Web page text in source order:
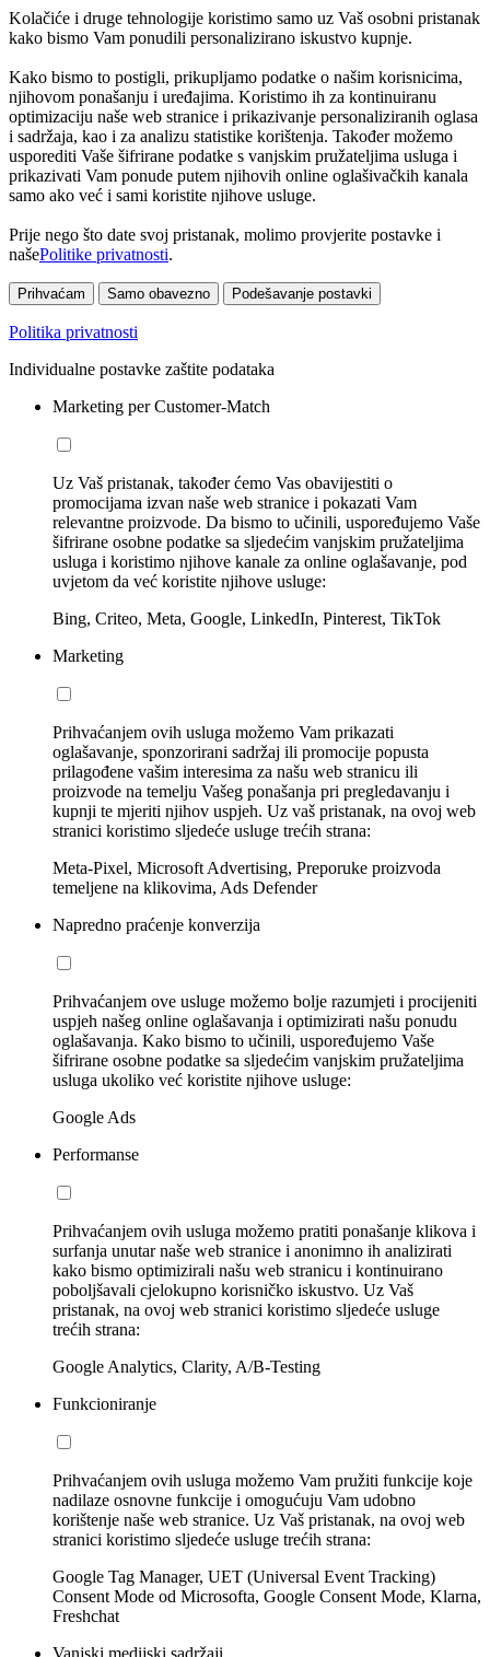
Kolačiće i druge tehnologije koristimo samo uz Vaš osobni pristanak
kako bismo Vam ponudili personalizirano iskustvo kupnje.
Kako bismo to postigli, prikupljamo podatke o našim korisnicima,
njihovom ponašanju i uređajima. Koristimo ih za kontinuiranu
optimizaciju naše web stranice i prikazivanje personaliziranih oglasa
i sadržaja, kao i za analizu statistike korištenja. Također možemo
usporediti Vaše šifrirane podatke s vanjskim pružateljima usluga i
prikazivati Vam ponude putem njihovih online oglašivačkih kanala
samo ako već i sami koristite njihove usluge.
Prije nego što date svoj pristanak, molimo provjerite postavke i
našePolitike privatnosti.
Prihvaćam Samo obavezno Podešavanje postavki
Politika privatnosti
Individualne postavke zaštite podataka
Marketing per Customer-Match
Uz Vaš pristanak, također ćemo Vas obavijestiti o
promocijama izvan naše web stranice i pokazati Vam
relevantne proizvode. Da bismo to učinili, uspoređujemo Vaše
šifrirane osobne podatke sa sljedećim vanjskim pružateljima
usluga i koristimo njihove kanale za online oglašavanje, pod
uvjetom da već koristite njihove usluge:
Bing, Criteo, Meta, Google, LinkedIn, Pinterest, TikTok
Marketing
Prihvaćanjem ovih usluga možemo Vam prikazati
oglašavanje, sponzorirani sadržaj ili promocije popusta
prilagođene vašim interesima za našu web stranicu ili
proizvode na temelju Vašeg ponašanja pri pregledavanju i
kupnji te mjeriti njihov uspjeh. Uz vaš pristanak, na ovoj web
stranici koristimo sljedeće usluge trećih strana:
Meta-Pixel, Microsoft Advertising, Preporuke proizvoda
temeljene na klikovima, Ads Defender
Napredno praćenje konverzija
Prihvaćanjem ove usluge možemo bolje razumjeti i procijeniti
uspjeh našeg online oglašavanja i optimizirati našu ponudu
oglašavanja. Kako bismo to učinili, uspoređujemo Vaše
šifrirane osobne podatke sa sljedećim vanjskim pružateljima
usluga ukoliko već koristite njihove usluge:
Google Ads
Performanse
Prihvaćanjem ovih usluga možemo pratiti ponašanje klikova i
surfanja unutar naše web stranice i anonimno ih analizirati
kako bismo optimizirali našu web stranicu i kontinuirano
poboljšavali cjelokupno korisničko iskustvo. Uz Vaš
pristanak, na ovoj web stranici koristimo sljedeće usluge
trećih strana:
Google Analytics, Clarity, A/B-Testing
Funkcioniranje
Prihvaćanjem ovih usluga možemo Vam pružiti funkcije koje
nadilaze osnovne funkcije i omogućuju Vam udobno
korištenje naše web stranice. Uz Vaš pristanak, na ovoj web
stranici koristimo sljedeće usluge trećih strana:
Google Tag Manager, UET (Universal Event Tracking)
Consent Mode od Microsofta, Google Consent Mode, Klarna,
Freshchat
Vanjski medijski sadržaji